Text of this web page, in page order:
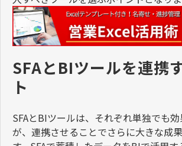
SFAとBIツールを連携
ト
SFAとBIツールは、それぞれ単独でも
が、連携させることでさらに大きな成